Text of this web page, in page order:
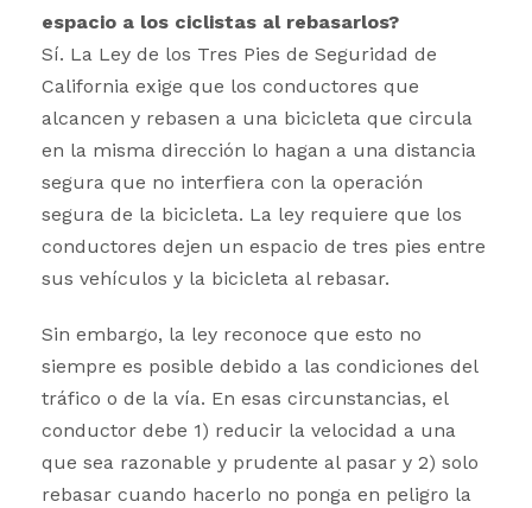
espacio a los ciclistas al rebasarlos?
Sí. La Ley de los Tres Pies de Seguridad de
California exige que los conductores que
alcancen y rebasen a una bicicleta que circula
en la misma dirección lo hagan a una distancia
segura que no interfiera con la operación
segura de la bicicleta. La ley requiere que los
conductores dejen un espacio de tres pies entre
sus vehículos y la bicicleta al rebasar.
Sin embargo, la ley reconoce que esto no
siempre es posible debido a las condiciones del
tráfico o de la vía. En esas circunstancias, el
conductor debe 1) reducir la velocidad a una
que sea razonable y prudente al pasar y 2) solo
rebasar cuando hacerlo no ponga en peligro la